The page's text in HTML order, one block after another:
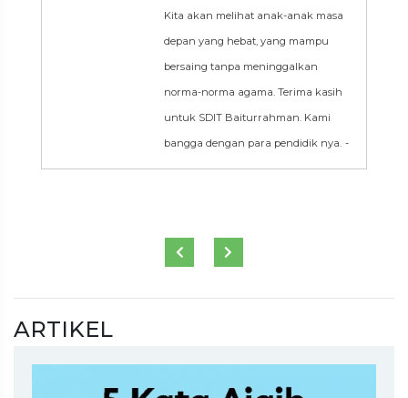
Kita akan melihat anak-anak masa
depan yang hebat, yang mampu
bersaing tanpa meninggalkan
norma-norma agama. Terima kasih
untuk SDIT Baiturrahman. Kami
bangga dengan para pendidik nya. -
PreviousNext
ARTIKEL